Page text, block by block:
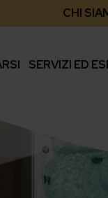
CHI
SERVIZI ED